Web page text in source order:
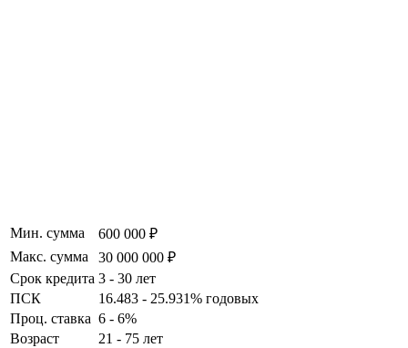
Мин. сумма
600 000 ₽
Макс. сумма
30 000 000 ₽
Срок кредита 3 - 30 лет
ПСК
16.483 - 25.931% годовых
Проц. ставка 6 - 6%
Возраст
21 - 75 лет